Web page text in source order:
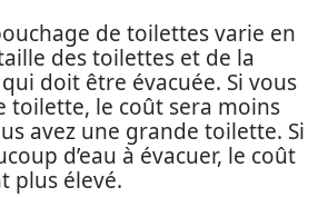
de toilettes varie en
des toilettes et de la
doit être évacuée. Si vous
toilette, le coût sera moins
avez une grande toilette. Si
d’eau à évacuer, le coût
plus élevé.